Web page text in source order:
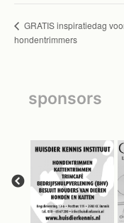
GRATIS inspiratiedag
hondentrimmers
sponsors